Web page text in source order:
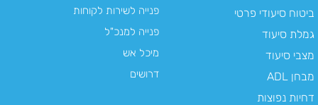
ביטוח סיעודי פרטי
גמלת סיעוד
מצבי סיעוד
מבחן ADL
דחיות נפוצות
פנייה לשירות לקוחות
פנייה למנכ"ל
מיכל אש
דרושים